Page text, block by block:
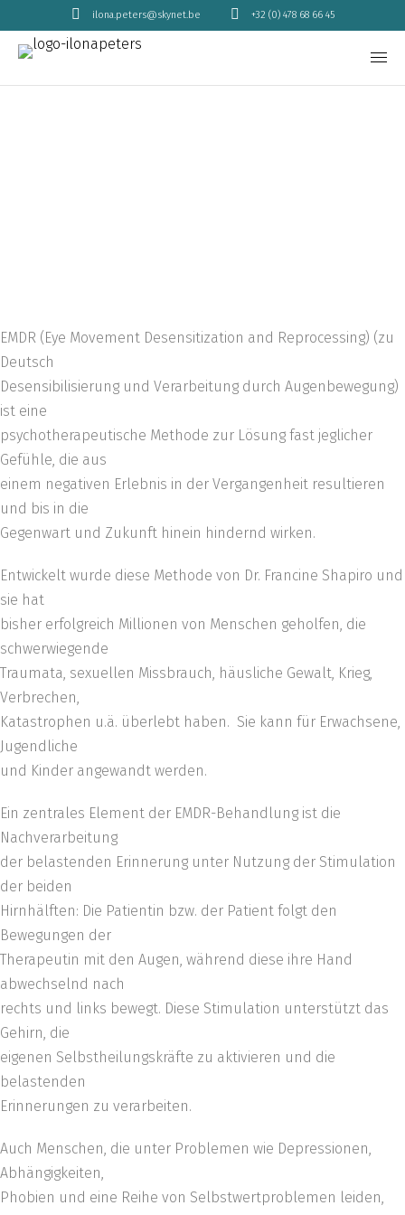
ilona.peters@skynet.be +32 (0) 478 68 66 45
EMDR (Eye Movement Desensitization and Reprocessing) (zu
Deutsch
Desensibilisierung und Verarbeitung durch Augenbewegung)
ist eine
psychotherapeutische Methode zur Lösung fast jeglicher
Gefühle, die aus
einem negativen Erlebnis in der Vergangenheit resultieren
und bis in die
Gegenwart und Zukunft hinein hindernd wirken.
Entwickelt wurde diese Methode von Dr. Francine Shapiro und
sie hat
bisher erfolgreich Millionen von Menschen geholfen, die
schwerwiegende
Traumata, sexuellen Missbrauch, häusliche Gewalt, Krieg,
Verbrechen,
Katastrophen u.ä. überlebt haben. Sie kann für Erwachsene,
Jugendliche
und Kinder angewandt werden.
Ein zentrales Element der EMDR-Behandlung ist die
Nachverarbeitung
der belastenden Erinnerung unter Nutzung der Stimulation
der beiden
Hirnhälften: Die Patientin bzw. der Patient folgt den
Bewegungen der
Therapeutin mit den Augen, während diese ihre Hand
abwechselnd nach
rechts und links bewegt. Diese Stimulation unterstützt das
Gehirn, die
eigenen Selbstheilungskräfte zu aktivieren und die
belastenden
Erinnerungen zu verarbeiten.
Auch Menschen, die unter Problemen wie Depressionen,
Abhängigkeiten,
Phobien und eine Reihe von Selbstwertproblemen leiden,